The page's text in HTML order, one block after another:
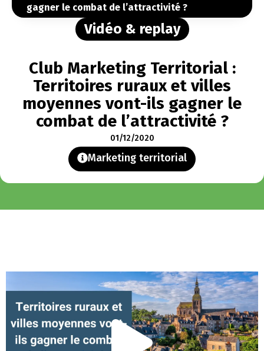
gagner le combat de l’attractivité ?
Vidéo & replay
Club Marketing Territorial :
Territoires ruraux et villes
moyennes vont-ils gagner le
combat de l’attractivité ?
01/12/2020
Marketing territorial